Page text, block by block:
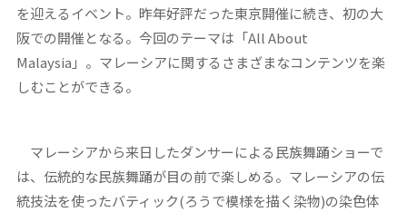
を迎えるイベント。昨年好評だった東京開催に続き、初の大
阪での開催となる。今回のテーマは「All About
Malaysia」。マレーシアに関するさまざまなコンテンツを楽
しむことができる。
マレーシアから来日したダンサーによる民族舞踊ショーで
は、伝統的な民族舞踊が目の前で楽しめる。マレーシアの伝
統技法を使ったバティック(ろうで模様を描く染物)の染色体